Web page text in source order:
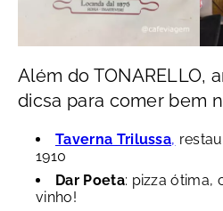
Além do TONARELLO,
dicsa para comer bem
Taverna Trilussa,
1910
Dar Poeta: pizza ótima,
vinho!